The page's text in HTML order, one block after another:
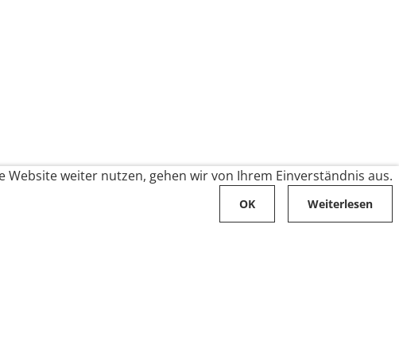
weiter nutzen, gehen wir von Ihrem Einverständnis aus.
OK Weiterlesen